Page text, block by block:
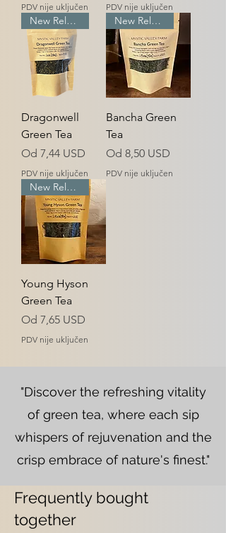
PDV nije uključen PDV nije uključen
New Release
Dragonwell
Green Tea
Od 7,44 USD
Cijena s popustom
PDV nije uključen
New Release
Bancha Green
Tea
Od 8,50 USD
Cijena s popustom
PDV nije uključen
New Release
Young Hyson
Green Tea
Od 7,65 USD
Cijena s popustom
PDV nije uključen
"Discover the refreshing vitality
of green tea, where each sip
whispers of rejuvenation and the
crisp embrace of nature's finest."
Frequently bought
together